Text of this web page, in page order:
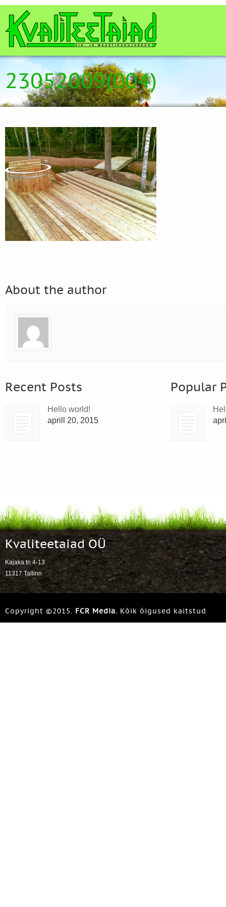
23052009(004)
About the author
Recent Posts
Hello world!
aprill 20, 2015
Popular
Kvaliteetaiad OÜ
Kajaka tn 4-13
11317 Tallinn
Copyright ©2015. FCR Media. Kõik õigused kaitstud